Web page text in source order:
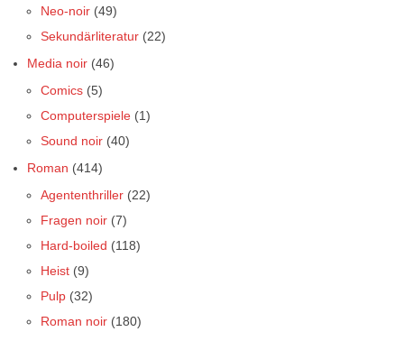
Neo-noir (49)
Sekundärliteratur (22)
Media noir (46)
Comics (5)
Computerspiele (1)
Sound noir (40)
Roman (414)
Agententhriller (22)
Fragen noir (7)
Hard-boiled (118)
Heist (9)
Pulp (32)
Roman noir (180)